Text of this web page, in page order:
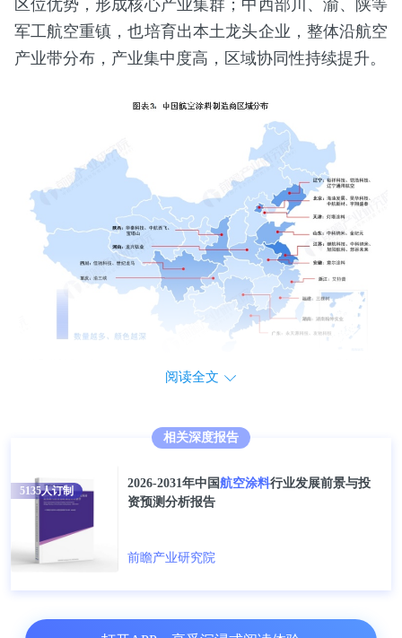
区位优势，形成核心产业集群；中西部川、渝、陕等
军工航空重镇，也培育出本土龙头企业，整体沿航空
产业带分布，产业集中度高，区域协同性持续提升。
要集中在沿海省份，其中山东省、江苏省、浙江省涉
助剂、飞机制造等，涉及的企业包括元利科技、泰和
科技
颜料、助剂、涂料、航空涂料等，涉及的企业有龙柏
集团、华光控股、万盛股份、中航百慕等；江苏省主
江苏扬农、蓝星化工、
阅读全文
相关深度报告
2026-2031年中国航空涂料行业发展前景与投
资预测分析报告
前瞻产业研究院
5135人订制